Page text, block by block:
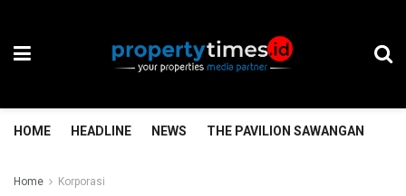
HOME HEADLINE NEWS THE PAVILION SAWANGAN
Home Korporasi